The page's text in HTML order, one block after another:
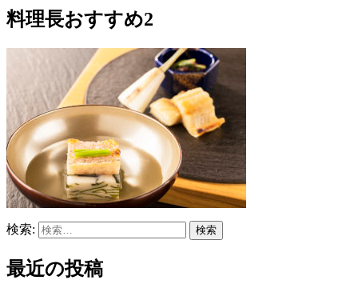
料理長おすすめ2
検索:
最近の投稿